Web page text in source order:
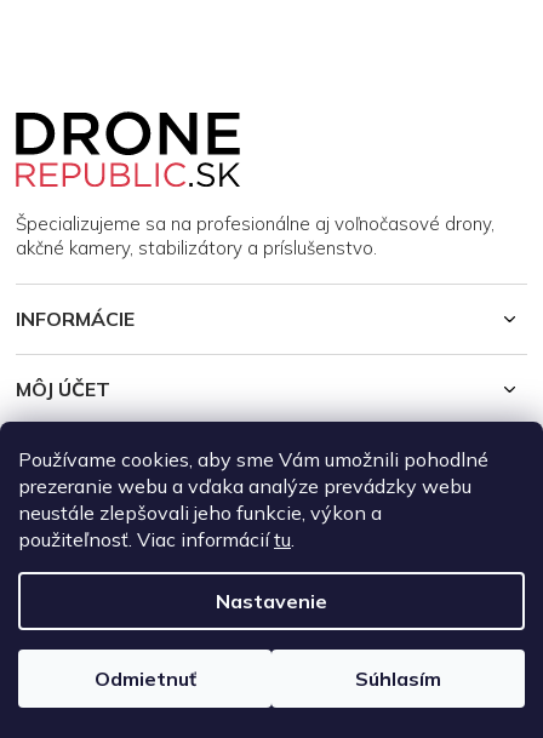
Používame cookies, aby sme Vám umožnili pohodlné
prezeranie webu a vďaka analýze prevádzky webu
neustále zlepšovali jeho funkcie, výkon a
použiteľnosť. Viac informáciítu.
Nastavenie
Odmietnuť Súhlasím
Špecializujeme sa na profesionálne aj voľnočasové drony,
akčné kamery, stabilizátory a príslušenstvo.
INFORMÁCIE
MÔJ ÚČET
Vytvoril Shoptet
Copyright 2026DroneRepublic.sk . Všetky práva vyhradené.Upraviť
nastavenie cookies